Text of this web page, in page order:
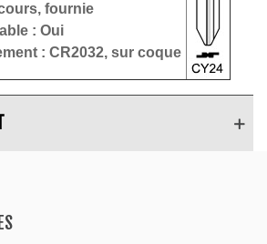
, fournie
: Oui
: CR2032, sur coque